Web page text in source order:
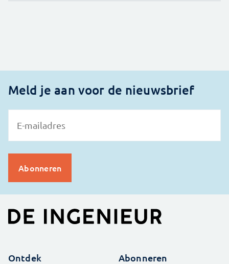
Meld je aan voor de nieuwsbrief
Ontdek Abonneren